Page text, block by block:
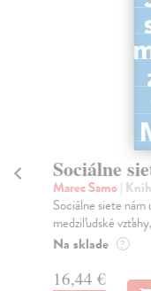
Sociálne
Marec Samo|
Sociálne siete nám
medziľudské
Na sklade ?
16,44 €